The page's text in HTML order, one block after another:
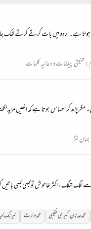
ہوتا ہے۔ اردو میں بات کرتے کرتے
تہنیتی پیغامات و دعائیہ کلمات
کر احساس ہوتا ہے کہ انھیں مزید
جہان نثر
تهلگ ، اکثر خاموش تو کبهی کبهی
محمد عدنان اکبری نقیبی محمد وارث نیرنگ